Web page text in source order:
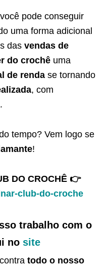
você pode conseguir
uma forma adicional
das vendas de
do crochê uma
de renda se tornando
, com
.
tempo? Vem logo se
!
DO CROCHÊ 👉
club-do-croche
trabalho com o
no site
todo o nosso